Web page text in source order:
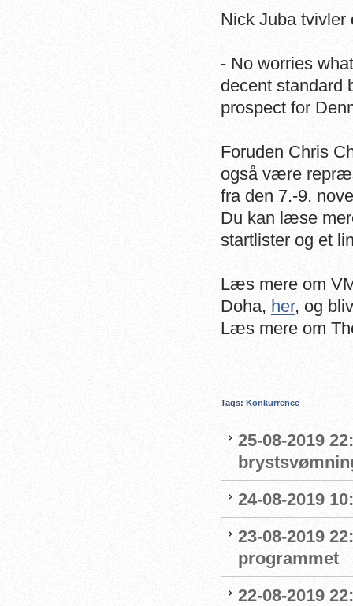
Nick Juba tvivler
- No worries
decent standard
prospect for
Foruden Chris
også være
fra den 7.-9.
Du kan læse
startlister og et
Læs mere om
Doha, her, og
Læs mere om
Tags: Konkurrence
25-08-2019
24-08-2019
23-08-2019
programmet
22-08-2019